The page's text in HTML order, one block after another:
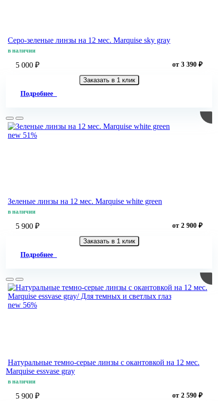
Серо-зеленые линзы на 12 мес. Marquise sky gray
в наличии
5 000 ₽ от 3 390 ₽
Заказать в 1 клик
Подробнее
new 51%
Зеленые линзы на 12 мес. Marquise white green
в наличии
5 900 ₽ от 2 900 ₽
Заказать в 1 клик
Подробнее
new 56%
Натуральные темно-серые линзы c окантовкой на 12 мес.
Marquise essvase gray
в наличии
5 900 ₽ от 2 590 ₽